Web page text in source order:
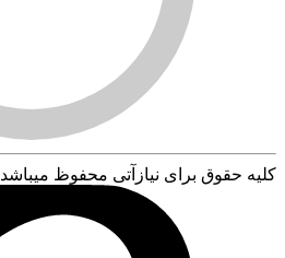
کلیه حقوق برای نیازآتی محفوظ میباشد. niazeati.ir